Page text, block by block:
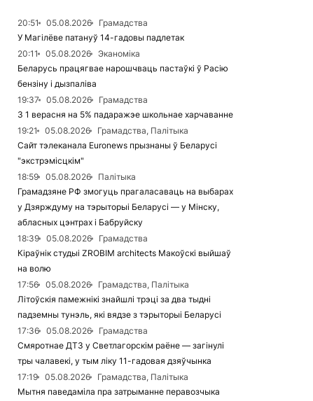
20:51 05.08.2026
Грамадства
У Магілёве патануў 14-гадовы падлетак
20:11
05.08.2026
Эканоміка
Беларусь працягвае нарошчваць пастаўкі ў Расію
бензіну і дызпаліва
19:37
05.08.2026
Грамадства
З 1 верасня на 5% падаражэе школьнае харчаванне
19:21
05.08.2026
Грамадства, Палітыка
Сайт тэлеканала Euronews прызнаны ў Беларусі
"экстрэмісцкім"
18:59
05.08.2026
Палітыка
Грамадзяне РФ змогуць прагаласаваць на выбарах
у Дзярждуму на тэрыторыі Беларусі — у Мінску,
абласных цэнтрах і Бабруйску
18:39
05.08.2026
Грамадства
Кіраўнік студыі ZROBIM architects Макоўскі выйшаў
на волю
17:56
05.08.2026
Грамадства, Палітыка
Літоўскія памежнікі знайшлі трэці за два тыдні
падземны тунэль, які вядзе з тэрыторыі Беларусі
17:36
05.08.2026
Грамадства
Смяротнае ДТЗ у Светлагорскім раёне — загінулі
тры чалавекі, у тым ліку 11-гадовая дзяўчынка
17:19
05.08.2026
Грамадства, Палітыка
Мытня паведаміла пра затрыманне перавозчыка